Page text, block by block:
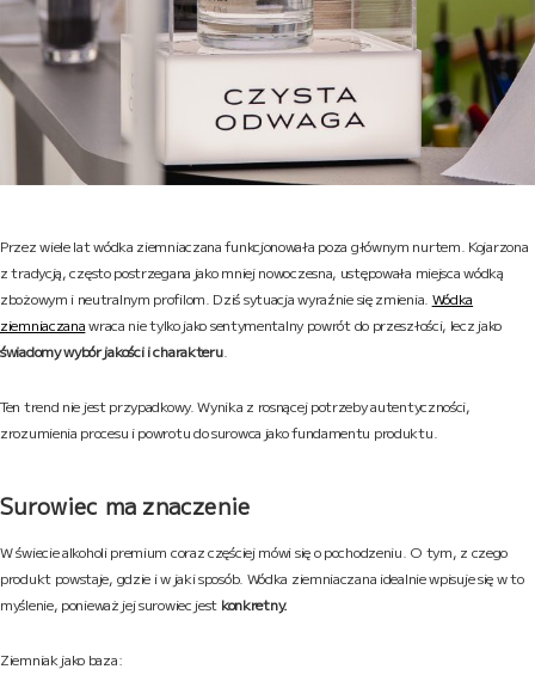
Przez wiele lat wódka ziemniaczana funkcjonowała poza głównym nurtem. Kojarzona
z tradycją, często postrzegana jako mniej nowoczesna, ustępowała miejsca wódką
zbożowym i neutralnym profilom. Dziś sytuacja wyraźnie się zmienia. Wódka
ziemniaczanawraca nie tylko jako sentymentalny powrót do przeszłości, lecz jako
świadomy wybór jakości i charakteru.
Ten trend nie jest przypadkowy. Wynika z rosnącej potrzeby autentyczności,
zrozumienia procesu i powrotu do surowca jako fundamentu produktu.
Surowiec ma znaczenie
W świecie alkoholi premium coraz częściej mówi się o pochodzeniu. O tym, z czego
produkt powstaje, gdzie i w jaki sposób. Wódka ziemniaczana idealnie wpisuje się w to
myślenie, ponieważ jej surowiec jest konkretny.
Ziemniak jako baza: